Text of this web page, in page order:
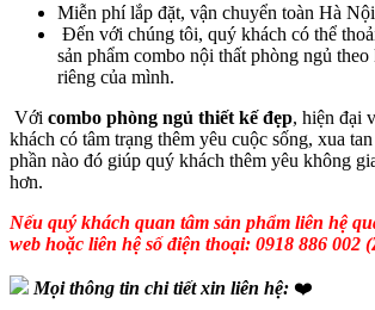
Miễn phí lắp đặt, vận chuyển toàn Hà
Đến với chúng tôi, quý khách có thể
sản phẩm combo nội thất phòng ngủ theo
riêng của mình.
Với combo phòng ngủ thiết kế đẹp, hiện đại
khách có tâm trạng thêm yêu cuộc sống, xua
phần nào đó giúp quý khách thêm yêu không
hơn.
Nếu quý khách quan tâm sản phẩm liên hệ
web hoặc liên hệ số điện thoại: 0918 886 002
Mọi thông tin chi tiết xin liên hệ: ❤️